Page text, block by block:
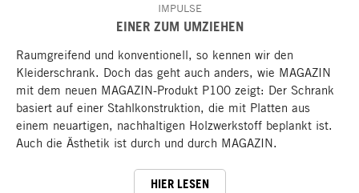
IMPULSE
EINER ZUM UMZIEHEN
Raumgreifend und konventionell, so kennen wir den
Kleiderschrank. Doch das geht auch anders, wie MAGAZIN
mit dem neuen MAGAZIN-Produkt P100 zeigt: Der Schrank
basiert auf einer Stahlkonstruktion, die mit Platten aus
einem neuartigen, nachhaltigen Holzwerkstoff beplankt ist.
Auch die Ästhetik ist durch und durch MAGAZIN.
HIER LESEN